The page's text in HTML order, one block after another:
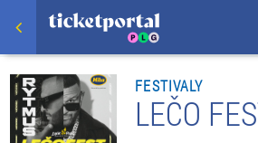
FESTIVALY
LEČO